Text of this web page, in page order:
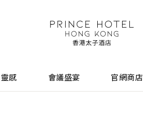
靈感 會議盛宴 官網商店